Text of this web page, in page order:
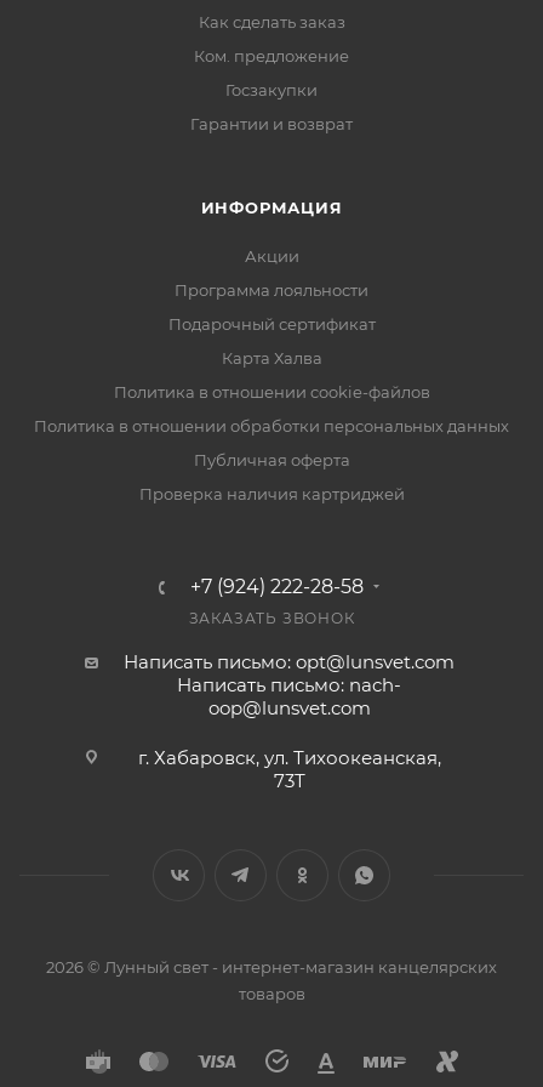
Как сделать заказ
Ком. предложение
Госзакупки
Гарантии и возврат
ИНФОРМАЦИЯ
Акции
Программа лояльности
Подарочный сертификат
Карта Халва
Политика в отношении cookie-файлов
Политика в отношении обработки персональных данных
Публичная оферта
Проверка наличия картриджей
+7 (924) 222-28-58
ЗАКАЗАТЬ ЗВОНОК
Написать письмо: opt@lunsvet.com
Написать письмо: nach-
oop@lunsvet.com
г. Хабаровск, ул. Тихоокеанская,
73Т
2026 © Лунный свет - интернет-магазин канцелярских
товаров